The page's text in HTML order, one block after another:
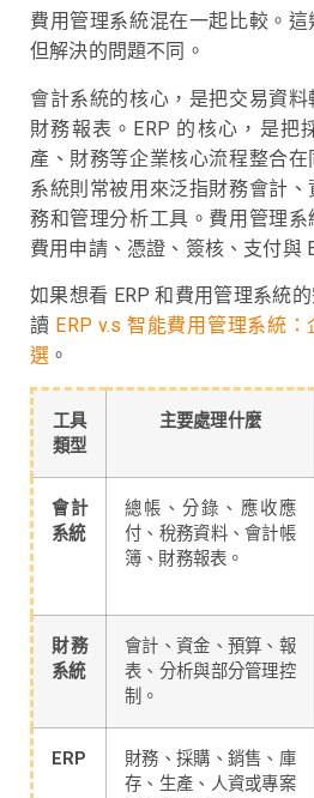
費用管理系統混在一起比較。這
但解決的問題不同。
會計系統的核心，是把交易資
財務報表。ERP 的核心，是把
產、財務等企業核心流程整合
系統則常被用來泛指財務會計
務和管理分析工具。費用管理
費用申請、憑證、簽核、支付與
如果想看 ERP 和費用管理系統
讀 ERP v.s 智能費用管理系統
選 。
工具
類型
主要處理什麼
會計
系統
總帳、分錄、應收應
付、稅務資料、會計帳
簿、財務報表。
財務
系統
會計、資金、預算、報
表、分析與部分管理控
制。
ERP
財務、採購、銷售、庫
存、生產、人資或專案